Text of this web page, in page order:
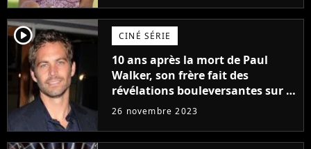
player2 CINÉ SÉRIE
10 ans après la mort de Paul
Walker, son frère fait des
révélations bouleversantes sur la
réaction des acteurs de Fast and
26 novembre 2023